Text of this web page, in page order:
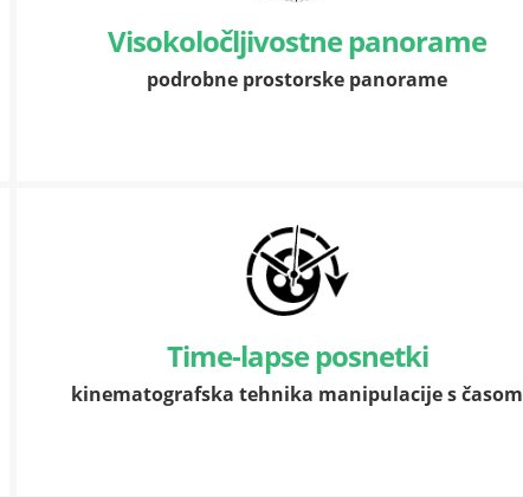
Visokoločljivostne panorame
podrobne prostorske panorame
Time-lapse posnetki
kinematografska tehnika manipulacije s časom